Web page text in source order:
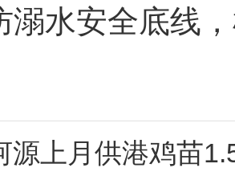
溺水安全底线
源上月供港鸡苗